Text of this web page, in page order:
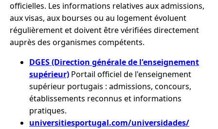
officielles. Les informations relatives aux admissions,
aux visas, aux bourses ou au logement évoluent
régulièrement et doivent être vérifiées directement
auprès des organismes compétents.
DGES (Direction générale de l'enseignement
supérieur) Portail officiel de l'enseignement
supérieur portugais : admissions, concours,
établissements reconnus et informations
pratiques.
universitiesportugal.com/universidades/